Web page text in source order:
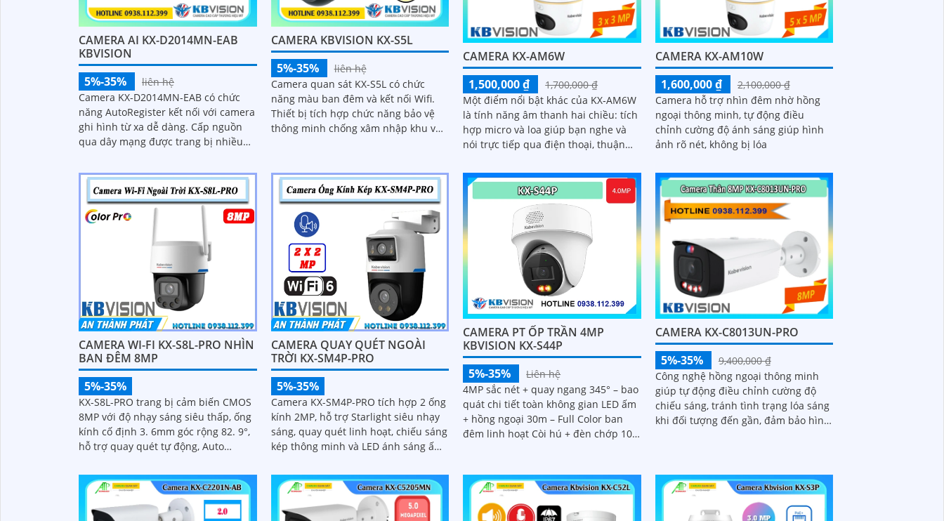
CAMERA AI KX-D2014MN-EAB
KBVISION
5%-35%
liên hệ
Camera KX-D2014MN-EAB có chức
năng AutoRegister kết nối với camera
ghi hình từ xa dễ dàng. Cấp nguồn
qua dây mạng được trang bị nhiều
ninh có thể kể đến phát hiện khuôn
mặt, phát hiện vật thể rơi, phát hiện
lãng vãng
CAMERA KBVISION KX-S5L
5%-35%
liên hệ
Camera quan sát KX-S5L có chức
năng màu ban đêm và kết nối Wifi.
Thiết bị tích hợp chức năng bảo vệ
thông minh chống xâm nhập khu vực
CAMERA KX-AM6W
1,500,000 ₫
1,700,000 ₫
Một điểm nổi bật khác của KX‑AM6W
là tính năng âm thanh hai chiều: tích
hợp micro và loa giúp bạn nghe và
nói trực tiếp qua điện thoại, thuận
nhà, trò chuyện với khách hoặc cảnh
báo người lạ. Kết hợp với khả năng
lưu trữ thẻ nhớ và xem lại nhanh
chóng, đây thực sự là giải pháp giám
sát thông minh, gọn nhẹ mà vô cùng
CAMERA KX-AM10W
1,600,000 ₫
2,100,000 ₫
Camera hỗ trợ nhìn đêm nhờ hồng
ngoại thông minh, tự động điều
chỉnh cường độ ánh sáng giúp hình
ảnh rõ nét, không bị lóa
CAMERA WI-FI KX-S8L-PRO NHÌN
BAN ĐÊM 8MP
5%-35%
KX-S8L-PRO trang bị cảm biến CMOS
8MP với độ nhạy sáng siêu thấp, ống
kính cố định 3. 6mm góc rộng 82. 9°,
hỗ trợ quay quét tự động, Auto
CAMERA QUAY QUÉT NGOÀI
TRỜI KX-SM4P-PRO
5%-35%
Camera KX-SM4P-PRO tích hợp 2 ống
kính 2MP, hỗ trợ Starlight siêu nhạy
sáng, quay quét linh hoạt, chiếu sáng
kép thông minh và LED ánh sáng ấm
biến lớn tối ưu hình ảnh ban đêm
CAMERA PT ỐP TRẦN 4MP
KBVISION KX-S44P
5%-35%
Liên hệ
4MP sắc nét + quay ngang 345° – bao
quát chi tiết toàn không gian LED ấm
+ hồng ngoại 30m – Full Color ban
đêm linh hoạt Còi hú + đèn chớp 10
CAMERA KX-C8013UN-PRO
5%-35%
9,400,000 ₫
Công nghệ hồng ngoại thông minh
giúp tự động điều chỉnh cường độ
chiếu sáng, tránh tình trạng lóa sáng
khi đối tượng đến gần, đảm bảo hình
camera tái tạo màu sắc chính xác và
rõ ràng trong mọi điều kiện ánh sáng
phức tạp như ngược sáng mạnh hay